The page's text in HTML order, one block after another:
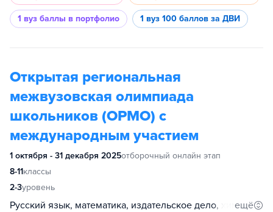
1 вуз баллы в портфолио 1 вуз 100 баллов за ДВИ
Открытая региональная
межвузовская олимпиада
школьников (ОРМО) с
международным участием
1 октября - 31 декабря 2025отборочный онлайн этап
8-11классы
2-3уровень
Русский язык, математика, издательское дело, химия, физика, история, география, литература
ещё